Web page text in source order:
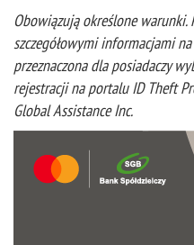
Obowiązują określone warunki.
szczegółowymi informacjami
przeznaczona dla posiadaczy
rejestracji na portalu ID Theft
Global Assistance Inc.